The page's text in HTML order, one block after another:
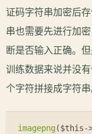
证码字符串加密后
串也需要先进行加
断是否输入正确。
训练数据来说并没
个字符拼接成字符串
imagepng($this-